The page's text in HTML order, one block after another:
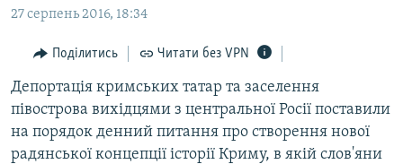
до
навігації
Перейти
до
пошуку
ПОЛІТИКА
БЛОГИ
ПОГЛЯД
ІНТЕРВ'Ю
ВСЕ ЗА ДЕНЬ
27 серпень 2016, 18:34
Поділитись Читати без VPN
Депортація кримських татар та заселення
півострова вихідцями з центральної Росії поставили
на порядок денний питання про створення нової
радянської концепції історії Криму, в якій слов'яни